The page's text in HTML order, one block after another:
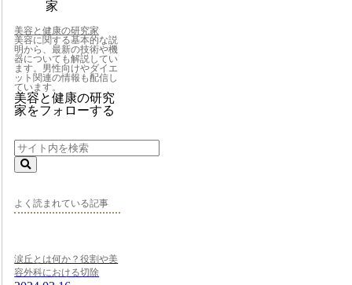
美容と健康の研究家
美容に関する基本的な説
明から、最新の技術や機
器についても解説してい
ます。男性向けやダイエ
ット関連の情報も配信し
ています。
美容と健康の研究
家をフォローする
よく読まれている記事
涙丘とは何か？役割や美
容外科における切除